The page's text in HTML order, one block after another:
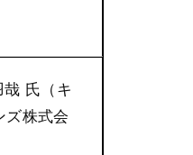
氏（キ
ズ株式会